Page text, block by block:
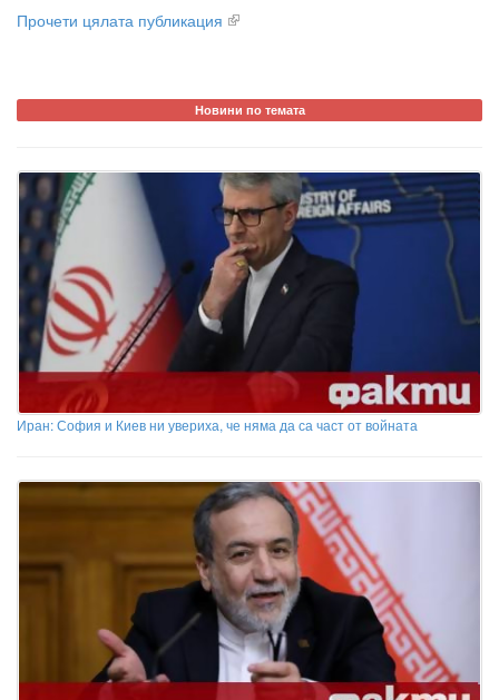
Прочети цялата публикация
Новини по темата
Иран: София и Киев ни увериха, че няма да са част от войната